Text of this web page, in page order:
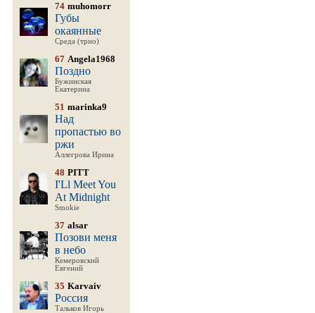
74 muhomorr
Губы
окаянные
Среда (трио)
67 Angela1968
Поздно
Бужинская
Екатерина
51 marinka9
Над
пропастью во
ржи
Аллегрова Ирина
48 PITT
I'Ll Meet You
At Midnight
Smokie
37 alsar
Позови меня
в небо
Кемеровский
Евгений
35 Karvaiv
Россия
Тальков Игорь